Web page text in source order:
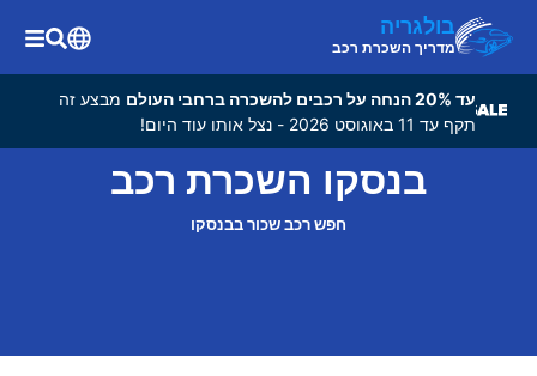
בולגריה
מדריך השכרת רכב
עד 20% הנחה על רכבים להשכרה ברחבי העולם
מבצע זה
תקף עד 11 באוגוסט 2026 - נצל אותו עוד היום!
בנסקו השכרת רכב
חפש רכב שכור בבנסקו